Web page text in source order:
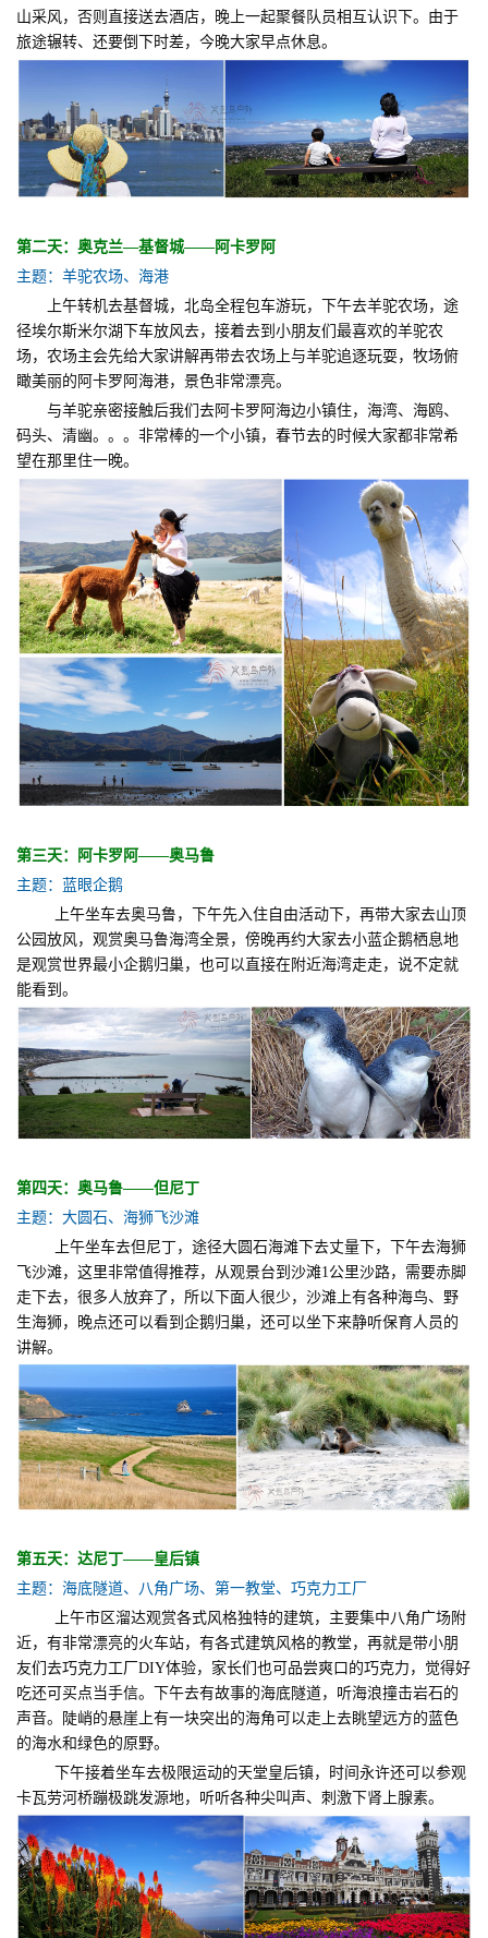
山采风，否则直接送去酒店，晚上一起聚餐队员相互认识下。由于
旅途辗转、还要倒下时差，今晚大家早点休息。
第二天：奥克兰—基督城——阿卡罗阿
主题：羊驼农场、海港
上午转机去基督城，北岛全程包车游玩，下午去羊驼农场，途
径埃尔斯米尔湖下车放风去，接着去到小朋友们最喜欢的羊驼农
场，农场主会先给大家讲解再带去农场上与羊驼追逐玩耍，牧场俯
瞰美丽的阿卡罗阿海港，景色非常漂亮。
与羊驼亲密接触后我们去阿卡罗阿海边小镇住，海湾、海鸥、
码头、清幽。。。非常棒的一个小镇，春节去的时候大家都非常希
望在那里住一晚。
第三天：阿卡罗阿——奥马鲁
主题：蓝眼企鹅
上午坐车去奥马鲁，下午先入住自由活动下，再带大家去山顶
公园放风，观赏奥马鲁海湾全景，傍晚再约大家去小蓝企鹅栖息地
是观赏世界最小企鹅归巢，也可以直接在附近海湾走走，说不定就
能看到。
第四天：奥马鲁——但尼丁
主题：大圆石、海狮飞沙滩
上午坐车去但尼丁，途径大圆石海滩下去丈量下，下午去海狮
飞沙滩，这里非常值得推荐，从观景台到沙滩1公里沙路，需要赤脚
走下去，很多人放弃了，所以下面人很少，沙滩上有各种海鸟、野
生海狮，晚点还可以看到企鹅归巢，还可以坐下来静听保育人员的
讲解。
第五天：达尼丁——皇后镇
主题：海底隧道、八角广场、第一教堂、巧克力工厂
上午市区溜达观赏各式风格独特的建筑，主要集中八角广场附
近，有非常漂亮的火车站，有各式建筑风格的教堂，再就是带小朋
友们去巧克力工厂DIY体验，家长们也可品尝爽口的巧克力，觉得好
吃还可买点当手信。下午去有故事的海底隧道，听海浪撞击岩石的
声音。陡峭的悬崖上有一块突出的海角可以走上去眺望远方的蓝色
的海水和绿色的原野。
下午接着坐车去极限运动的天堂皇后镇，时间永许还可以参观
卡瓦劳河桥蹦极跳发源地，听听各种尖叫声、刺激下肾上腺素。